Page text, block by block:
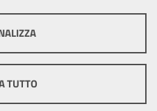
raccolgono i tuoi dati e le tue
di marketing e profilazione, e
TUTTO